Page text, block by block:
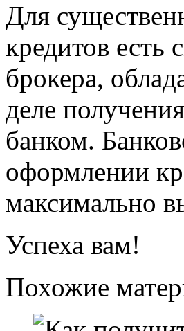
Для
кредитов есть
брокера,
деле
банком.
оформлении
максимально
Успеха вам!
Похожие